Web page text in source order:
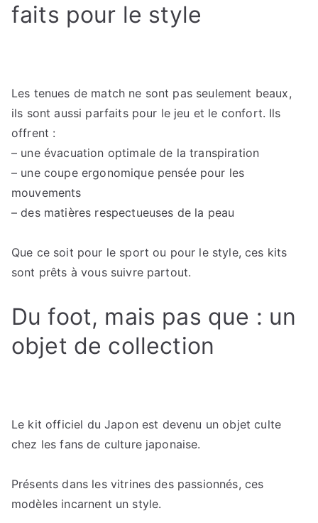
faits pour le style
Les tenues de match ne sont pas seulement beaux,
ils sont aussi parfaits pour le jeu et le confort. Ils
offrent :
– une évacuation optimale de la transpiration
– une coupe ergonomique pensée pour les
mouvements
– des matières respectueuses de la peau
Que ce soit pour le sport ou pour le style, ces kits
sont prêts à vous suivre partout.
Du foot, mais pas que : un
objet de collection
Le kit officiel du Japon est devenu un objet culte
chez les fans de culture japonaise.
Présents dans les vitrines des passionnés, ces
modèles incarnent un style.